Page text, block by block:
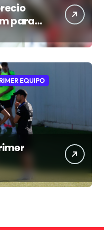
para
EQUIPO